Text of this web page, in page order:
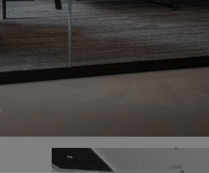
cleopatra-ra
valaisin
home slideshow catherine